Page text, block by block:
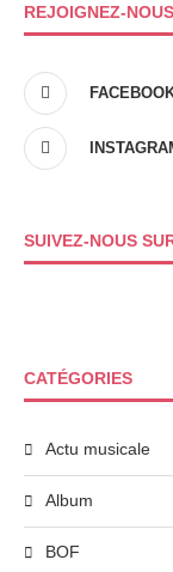
REJOIGNEZ-NOUS
SUIVEZ-NOUS
CATÉGORIES
Actu musicale
Album
BOF